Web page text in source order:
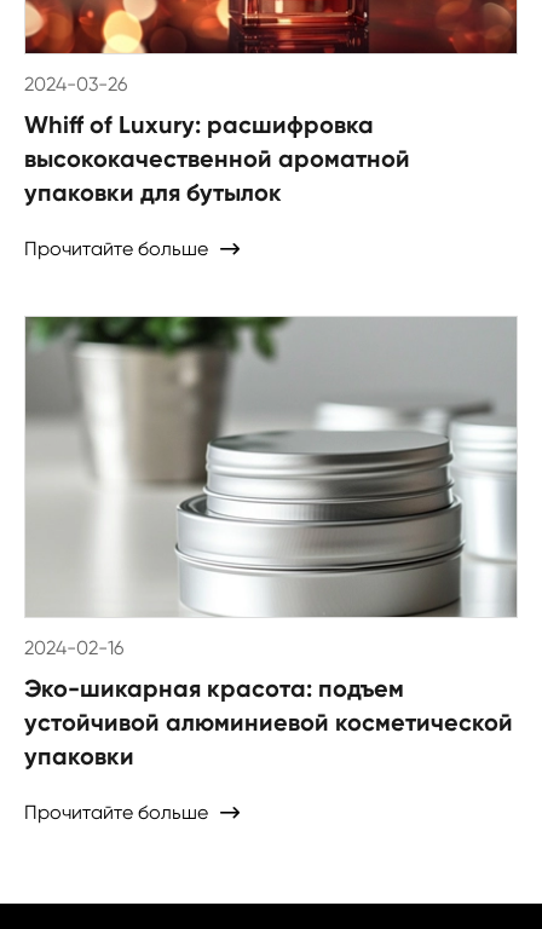
2024-03-26
Whiff of Luxury: расшифровка
высококачественной ароматной
упаковки для бутылок
Прочитайте больше 
2024-02-16
Эко-шикарная красота: подъем
устойчивой алюминиевой косметической
упаковки
Прочитайте больше 